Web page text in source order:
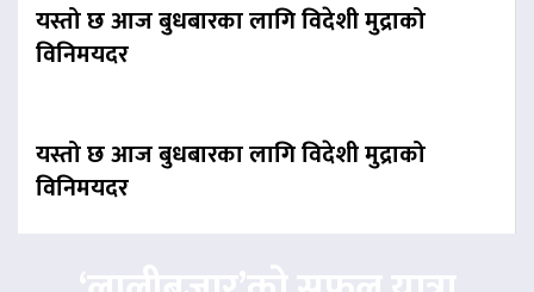
यस्तो छ आज बुधबारका लागि विदेशी मुद्राको
विनिमयदर
यस्तो छ आज बुधबारका लागि विदेशी मुद्राको
विनिमयदर